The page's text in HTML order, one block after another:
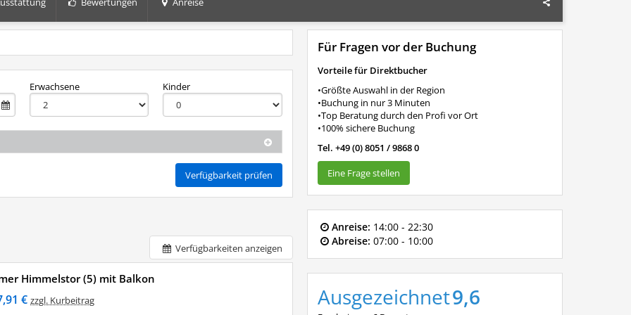
Erwachsene Kinder
Verfügbarkeit prüfen
Verfügbarkeiten anzeigen
Himmelstor (5) mit Balkon
€ zzgl. Kurbeitrag
Für Fragen vor der Buchung
Vorteile für Direktbucher
•Größte Auswahl in der Region
•Buchung in nur 3 Minuten
•Top Beratung durch den Profi vor Ort
•100% sichere Buchung
Tel. +49 (0) 8051 / 9868 0
Eine Frage stellen
Anreise: 14:00 - 22:30
Abreise: 07:00 - 10:00
Ausgezeichnet9,6